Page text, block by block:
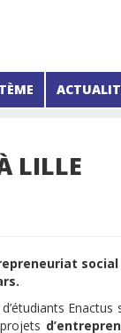
LILLE
social
Enactus